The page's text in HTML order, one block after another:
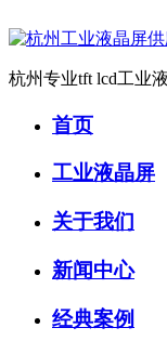
杭州专业tft lcd工业
首页
工业液晶屏
关于我们
新闻中心
经典案例